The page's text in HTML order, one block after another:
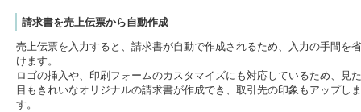
請求書を売上伝票から自動作成
売上伝票を入力すると、請求書が自動で作成されるため、入力の手間を省
けます。
ロゴの挿入や、印刷フォームのカスタマイズにも対応しているため、見た
目もきれいなオリジナルの請求書が作成でき、取引先の印象もアップしま
す。